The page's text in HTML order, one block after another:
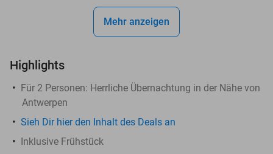
Mehr anzeigen
Highlights
Für 2 Personen: Herrliche Übernachtung in der Nähe von
Antwerpen
Sieh Dir hier den Inhalt des Deals an
Inklusive Frühstück